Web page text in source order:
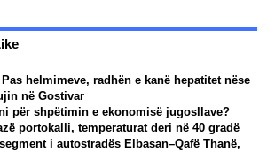
helmimeve, radhën e kanë hepatitet nëse
në Gostivar
për shpëtimin e ekonomisë jugosllave?
portokalli, temperaturat deri në 40 gradë
i autostradës Elbasan–Qafë Thanë,